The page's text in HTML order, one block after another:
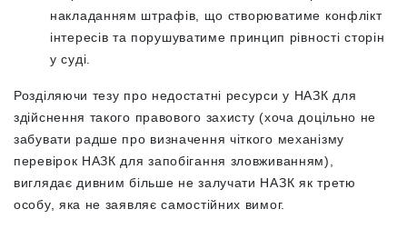
накладанням штрафів, що створюватиме конфлікт
інтересів та порушуватиме принцип рівності сторін
у суді.
Розділяючи тезу про недостатні ресурси у НАЗК для
здійснення такого правового захисту (хоча доцільно не
забувати радше про визначення чіткого механізму
перевірок НАЗК для запобігання зловживанням),
виглядає дивним більше не залучати НАЗК як третю
особу, яка не заявляє самостійних вимог.